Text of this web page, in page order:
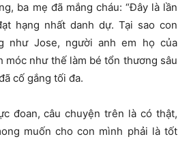
ba mẹ đã mắng cháu: “Đây là lần
hạng nhất danh dự. Tại sao con
như Jose, người anh em họ của
móc như thế làm bé tổn thương sâu
cố gắng tối đa.
đoan, câu chuyện trên là có thật,
muốn cho con mình phải là tốt